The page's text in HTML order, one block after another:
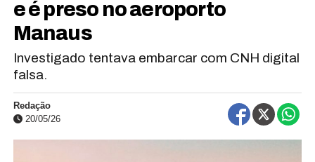
e é preso no aeroporto
Manaus
Investigado tentava embarcar com CNH digital
falsa.
Redação
20/05/26